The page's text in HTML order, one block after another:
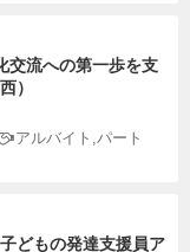
交流への第一歩を支
）
アルバイト,パート
どもの発達支援員ア